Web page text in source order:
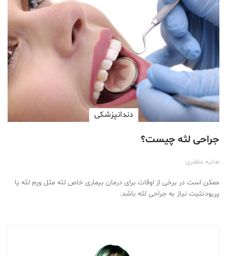
دندانپزشکی
جراحی لثه چیست؟
هانیه مظفری
ممکن است در برخی از اوقات برای درمان بیماری خاص لثه مثل ورم لثه یا
پریودنتیت نیاز به جراحی لثه باشد.